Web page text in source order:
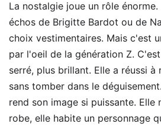
La nostalgie joue un rôle
échos de Brigitte Bardot ou de
choix vestimentaires. Mais c'est
par l'oeil de la génération Z.
serré, plus brillant. Elle a réussi
sans tomber dans le
rend son image si puissante. Elle
robe, elle habite un personnage